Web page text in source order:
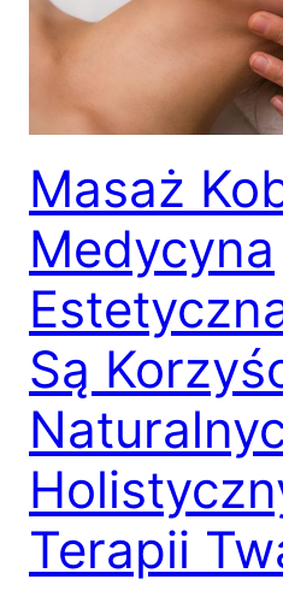
Masaż
Medycyna
Są
Terapii